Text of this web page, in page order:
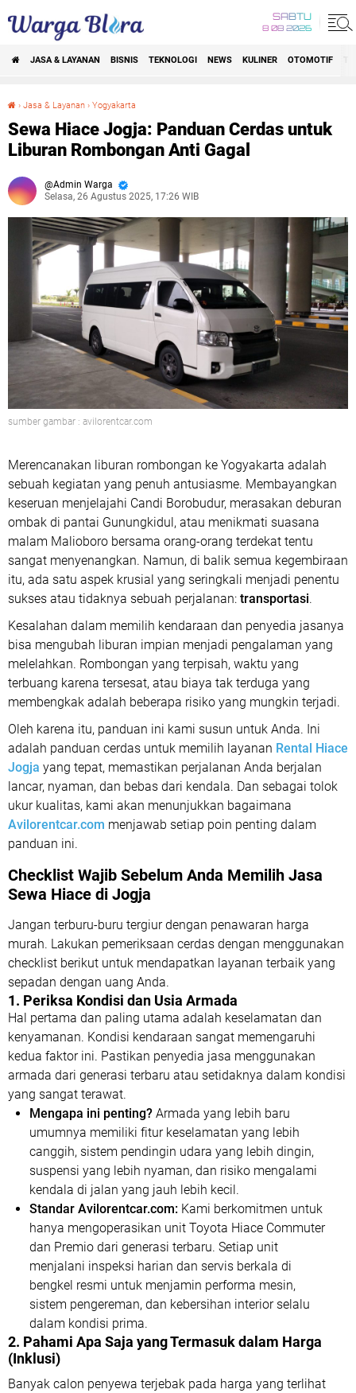
SABTU
8 08 2026
JASA & LAYANAN BISNIS TEKNOLOGI NEWS KULINER OTOMOTIF
› Jasa & Layanan › Yogyakarta
Sewa Hiace Jogja: Panduan Cerdas untuk
Liburan Rombongan Anti Gagal
Admin Warga
Selasa, 26 Agustus 2025, 17:26 WIB
sumber gambar : avilorentcar.com
Merencanakan liburan rombongan ke Yogyakarta adalah
sebuah kegiatan yang penuh antusiasme. Membayangkan
keseruan menjelajahi Candi Borobudur, merasakan deburan
ombak di pantai Gunungkidul, atau menikmati suasana
malam Malioboro bersama orang-orang terdekat tentu
sangat menyenangkan. Namun, di balik semua kegembiraan
itu, ada satu aspek krusial yang seringkali menjadi penentu
sukses atau tidaknya sebuah perjalanan: transportasi.
Kesalahan dalam memilih kendaraan dan penyedia jasanya
bisa mengubah liburan impian menjadi pengalaman yang
melelahkan. Rombongan yang terpisah, waktu yang
terbuang karena tersesat, atau biaya tak terduga yang
membengkak adalah beberapa risiko yang mungkin terjadi.
Oleh karena itu, panduan ini kami susun untuk Anda. Ini
adalah panduan cerdas untuk memilih layanan Rental Hiace
Jogja yang tepat, memastikan perjalanan Anda berjalan
lancar, nyaman, dan bebas dari kendala. Dan sebagai tolok
ukur kualitas, kami akan menunjukkan bagaimana
Avilorentcar.com menjawab setiap poin penting dalam
panduan ini.
Checklist Wajib Sebelum Anda Memilih Jasa
Sewa Hiace di Jogja
Jangan terburu-buru tergiur dengan penawaran harga
murah. Lakukan pemeriksaan cerdas dengan menggunakan
checklist berikut untuk mendapatkan layanan terbaik yang
sepadan dengan uang Anda.
1. Periksa Kondisi dan Usia Armada
Hal pertama dan paling utama adalah keselamatan dan
kenyamanan. Kondisi kendaraan sangat memengaruhi
kedua faktor ini. Pastikan penyedia jasa menggunakan
armada dari generasi terbaru atau setidaknya dalam kondisi
yang sangat terawat.
Mengapa ini penting? Armada yang lebih baru
umumnya memiliki fitur keselamatan yang lebih
canggih, sistem pendingin udara yang lebih dingin,
suspensi yang lebih nyaman, dan risiko mengalami
kendala di jalan yang jauh lebih kecil.
Standar Avilorentcar.com: Kami berkomitmen untuk
hanya mengoperasikan unit Toyota Hiace Commuter
dan Premio dari generasi terbaru. Setiap unit
menjalani inspeksi harian dan servis berkala di
bengkel resmi untuk menjamin performa mesin,
sistem pengereman, dan kebersihan interior selalu
dalam kondisi prima.
2. Pahami Apa Saja yang Termasuk dalam Harga
(Inklusi)
Banyak calon penyewa terjebak pada harga yang terlihat